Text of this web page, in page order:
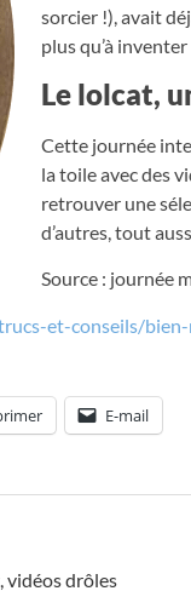
sorcier !), avait
plus qu’à
Le lolcat,
Cette journée
la toile avec des
retrouver une
d’autres, tout
Source : journée
et-conseils/
E-mail
,vidéos drôles